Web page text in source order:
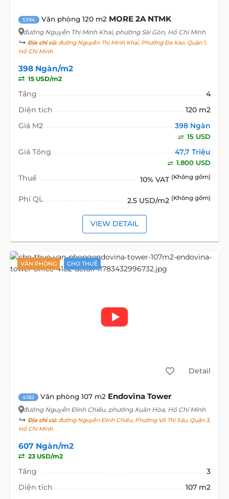
5394 Văn phòng 120 m2 MORE 2A NTMK
đường Nguyễn Thị Minh Khai, phường Sài Gòn, Hồ Chí Minh
Địa chỉ cũ:đường Nguyễn Thị Minh Khai, Phường Đa Kao, Quận 1,
Hồ Chí Minh
398 Ngàn/m2
15 USD/m2
Tầng
4
Diện tích
120 m2
Giá M2
398 Ngàn
15 USD
Giá Tổng 47,7 Triệu
1.800 USD
Thuế 10% VAT (Không gồm)
Phí QL 2.5 USD/m2 (Không gồm)
VIEW DETAIL
VĂN PHÒNG CHO THUÊ
Detail
4182 Văn phòng 107 m2 Endovina Tower
đường Nguyễn Đình Chiểu, phường Xuân Hòa, Hồ Chí Minh
Địa chỉ cũ:đường Nguyễn Đình Chiểu, Phường Võ Thị Sáu, Quận 3,
Hồ Chí Minh
607 Ngàn/m2
23 USD/m2
Tầng
3
Diện tích
107 m2